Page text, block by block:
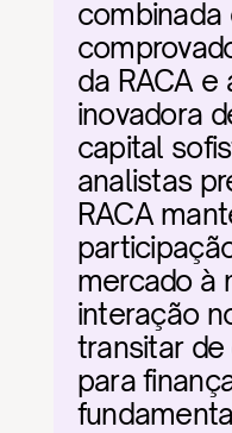
da RACA e
inovadora
capital
analistas
RACA
mercado à
interação
transitar
para